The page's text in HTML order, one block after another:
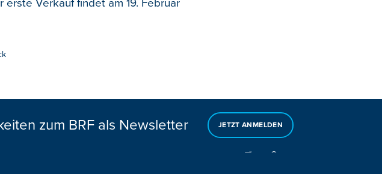
Verkauf findet am 19. Februar
zum BRF als Newsletter JETZT ANMELDEN